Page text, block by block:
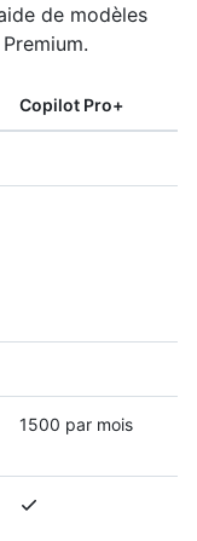
de modèles
Copilot Pro+
1500 par mois